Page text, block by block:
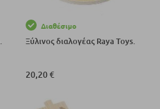
Διαθέσιμο
Ξύλινος διαλογέας Raya Toys.
20,20 €